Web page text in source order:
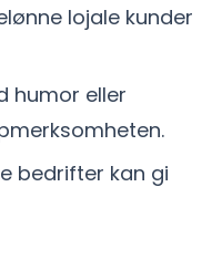
lojale kunder
humor eller
bedrifter kan gi